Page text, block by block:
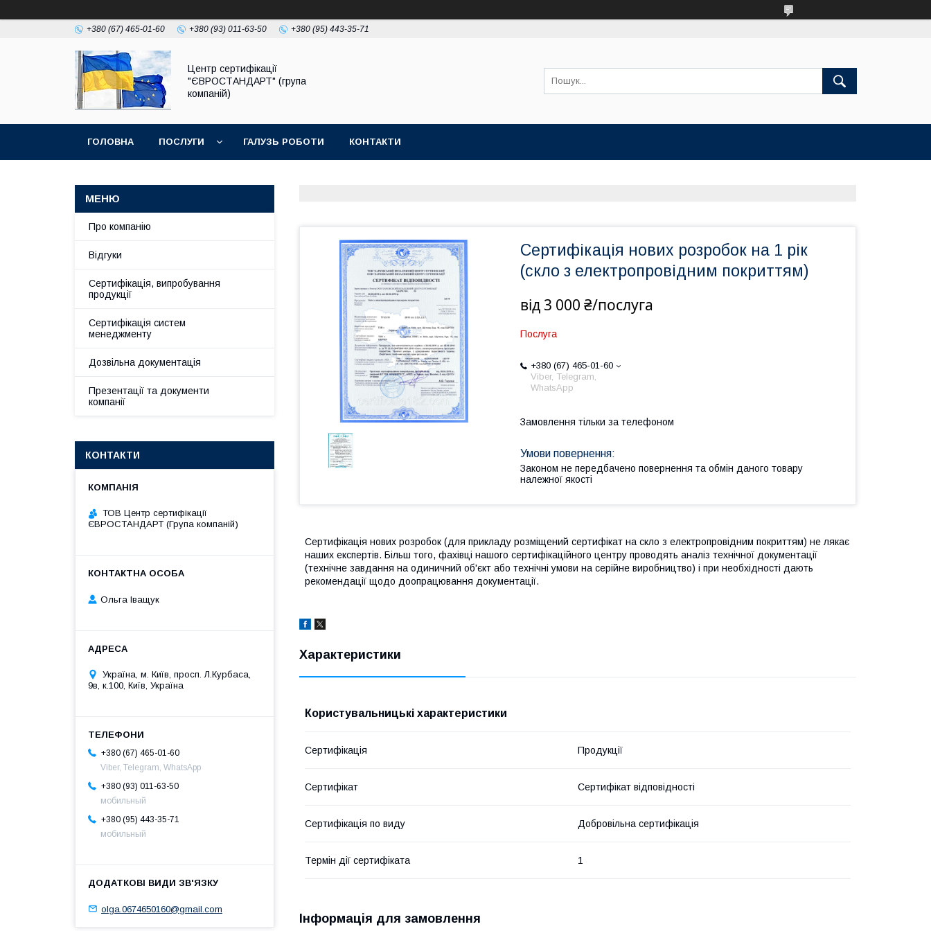
+380 (67) 465-01-60 +380 (93) 011-63-50 +380 (95) 443-35-71
Центр сертифікації
"ЄВРОСТАНДАРТ" (група
компаній)
ГОЛОВНА ПОСЛУГИ ГАЛУЗЬ РОБОТИ КОНТАКТИ
Сертифікація нових розробок на 1 рік
(скло з електропровідним покриттям)
від 3 000 ₴/послуга
Послуга
+380 (67) 465-01-60
Viber, Telegram,
WhatsApp
Замовлення тільки за телефоном
Законом не передбачено повернення та обмін даного товару
належної якості
Сертифікація нових розробок (для прикладу розміщений сертифікат на скло з електропровідним покриттям) не лякає
наших експертів. Більш того, фахівці нашого сертифікаційного центру проводять аналіз технічної документації
(технічне завдання на одиничний об'єкт або технічні умови на серійне виробництво) і при необхідності дають
рекомендації щодо доопрацювання документації.
Характеристики
Користувальницькі характеристики
Сертифікація Продукції
Сертифікат Сертифікат відповідності
Сертифікація по виду Добровільна сертифікація
Термін дії сертифіката 1
Інформація для замовлення
Про компанію
Відгуки
Сертифікація, випробування
продукції
Сертифікація систем
менеджменту
Дозвільна документація
Презентації та документи
компанії
КОНТАКТИ
ТОВ Центр сертифікації
ЄВРОСТАНДАРТ (Група компаній)
Ольга Іващук
Україна, м. Київ, просп. Л.Курбаса,
9в, к.100, Київ, Україна
+380 (67) 465-01-60
Viber, Telegram, WhatsApp
+380 (93) 011-63-50
мобильный
+380 (95) 443-35-71
мобильный
olga.0674650160@gmail.com